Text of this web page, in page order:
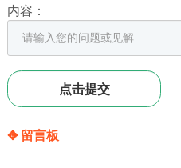
内容：
✥ 留言板